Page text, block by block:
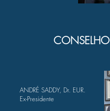
CONSELHO
ANDRÉ SADDY, Dr. EUR.
Ex-Presidente